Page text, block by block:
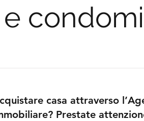
casa attraverso
Prestate